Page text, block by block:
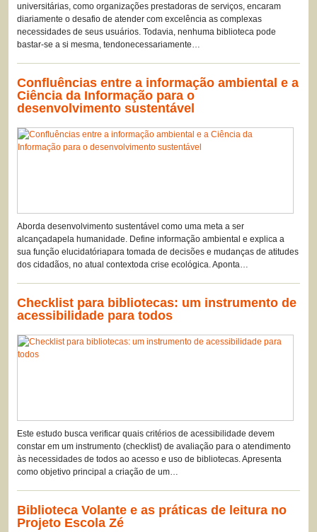
universitárias, como organizações prestadoras de serviços, encaram
diariamente o desafio de atender com excelência as complexas
necessidades de seus usuários. Todavia, nenhuma biblioteca pode
bastar-se a si mesma, tendonecessariamente…
Confluências entre a informação ambiental e a
Ciência da Informação para o
desenvolvimento sustentável
Aborda desenvolvimento sustentável como uma meta a ser
alcançadapela humanidade. Define informação ambiental e explica a
sua função elucidatóriapara tomada de decisões e mudanças de atitudes
dos cidadãos, no atual contextoda crise ecológica. Aponta…
Checklist para bibliotecas: um instrumento de
acessibilidade para todos
Este estudo busca verificar quais critérios de acessibilidade devem
constar em um instrumento (checklist) de avaliação para o atendimento
às necessidades de todos ao acesso e uso de bibliotecas. Apresenta
como objetivo principal a criação de um…
Biblioteca Volante e as práticas de leitura no
Projeto Escola Zé